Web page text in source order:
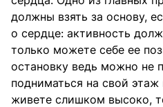
должны взять за основу,
о сердце: активность
только можете себе ее
остановку ведь можно не
подниматься на свой
живете слишком высоко,